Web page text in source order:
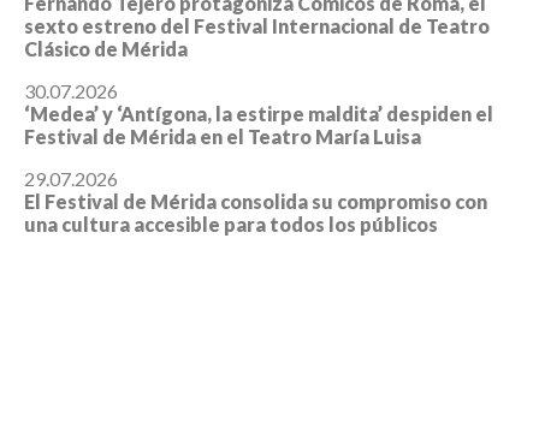
sexto estreno del Festival Internacional de Teatro
Clásico de Mérida
30.07.2026
‘Medea’ y ‘Antígona, la estirpe maldita’ despiden el
Festival de Mérida en el Teatro María Luisa
29.07.2026
El Festival de Mérida consolida su compromiso con
una cultura accesible para todos los públicos